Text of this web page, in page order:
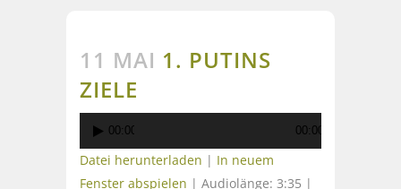
11 MAI 1. PUTINS
ZIELE
Audio-
Player
00:00 00:00
Datei herunterladen | In neuem
Fenster abspielen | Audiolänge: 3:35 |